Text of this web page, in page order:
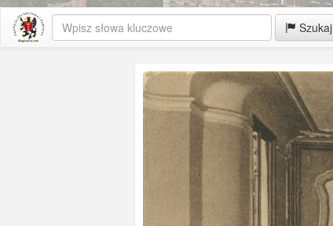
Szukaj